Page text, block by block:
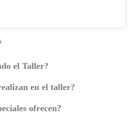
el Taller?
en el taller?
ofrecen?